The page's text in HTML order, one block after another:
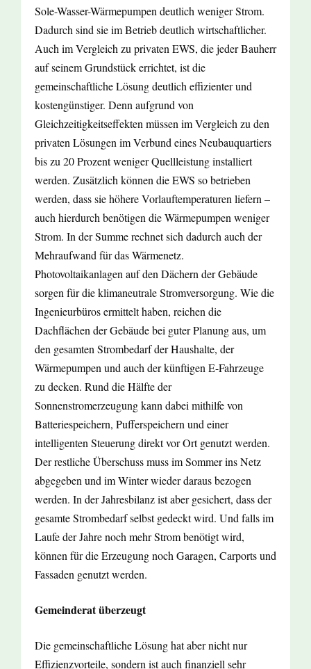
Sole-Wasser-Wärmepumpen deutlich weniger Strom.
Dadurch sind sie im Betrieb deutlich wirtschaftlicher.
Auch im Vergleich zu privaten EWS, die jeder Bauherr
auf seinem Grundstück errichtet, ist die
gemeinschaftliche Lösung deutlich effizienter und
kostengünstiger. Denn aufgrund von
Gleichzeitigkeitseffekten müssen im Vergleich zu den
privaten Lösungen im Verbund eines Neubauquartiers
bis zu 20 Prozent weniger Quellleistung installiert
werden. Zusätzlich können die EWS so betrieben
werden, dass sie höhere Vorlauftemperaturen liefern –
auch hierdurch benötigen die Wärmepumpen weniger
Strom. In der Summe rechnet sich dadurch auch der
Mehraufwand für das Wärmenetz.
Photovoltaikanlagen auf den Dächern der Gebäude
sorgen für die klimaneutrale Stromversorgung. Wie die
Ingenieurbüros ermittelt haben, reichen die
Dachflächen der Gebäude bei guter Planung aus, um
den gesamten Strombedarf der Haushalte, der
Wärmepumpen und auch der künftigen E-Fahrzeuge
zu decken. Rund die Hälfte der
Sonnenstromerzeugung kann dabei mithilfe von
Batteriespeichern, Pufferspeichern und einer
intelligenten Steuerung direkt vor Ort genutzt werden.
Der restliche Überschuss muss im Sommer ins Netz
abgegeben und im Winter wieder daraus bezogen
werden. In der Jahresbilanz ist aber gesichert, dass der
gesamte Strombedarf selbst gedeckt wird. Und falls im
Laufe der Jahre noch mehr Strom benötigt wird,
können für die Erzeugung noch Garagen, Carports und
Fassaden genutzt werden.
Gemeinderat überzeugt
Die gemeinschaftliche Lösung hat aber nicht nur
Effizienzvorteile, sondern ist auch finanziell sehr